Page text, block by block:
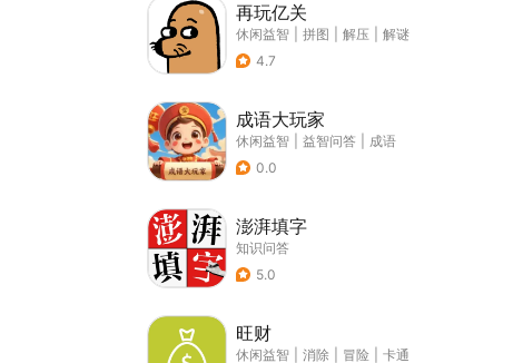
再玩亿关
休闲益智 拼图 解压
解谜
4.7
成语大玩家
休闲益智 益智问答
成语
0.0
澎湃填字
知识问答
5.0
旺财
休闲益智 消除 冒险
卡通